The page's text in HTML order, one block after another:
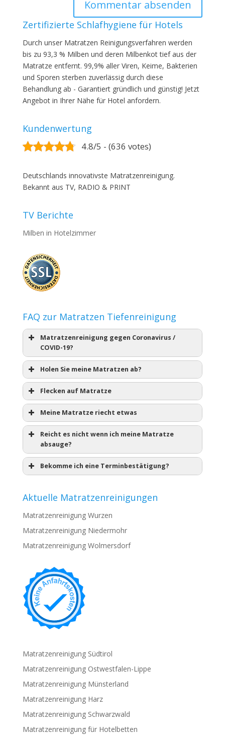
Zertifizierte Schlafhygiene für Hotels
Durch unser Matratzen Reinigungsverfahren werden
bis zu 93,3 % Milben und deren Milbenkot tief aus der
Matratze entfernt. 99,9% aller Viren, Keime, Bakterien
und Sporen sterben zuverlässig durch diese
Behandlung ab - Garantiert gründlich und günstig! Jetzt
Angebot in Ihrer Nähe für Hotel anfordern.
Kundenwertung
4.8/5 - (636 votes)
Deutschlands innovativste Matratzenreinigung.
Bekannt aus TV, RADIO & PRINT
TV Berichte
Milben in Hotelzimmer
FAQ zur Matratzen Tiefenreinigung
Matratzenreinigung gegen Coronavirus /
COVID-19?
Holen Sie meine Matratzen ab?
Flecken auf Matratze
Meine Matratze riecht etwas
Reicht es nicht wenn ich meine Matratze
absauge?
Bekomme ich eine Terminbestätigung?
Aktuelle Matratzenreinigungen
Matratzenreinigung Wurzen
Matratzenreinigung Niedermohr
Matratzenreinigung Wolmersdorf
Matratzenreinigung Südtirol
Matratzenreinigung Ostwestfalen-Lippe
Matratzenreinigung Münsterland
Matratzenreinigung Harz
Matratzenreinigung Schwarzwald
Matratzenreinigung für Hotelbetten